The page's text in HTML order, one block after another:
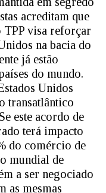
acreditam que
TPP visa reforçar
na bacia do
já estão
do mundo.
Unidos
transatlântico
este acordo de
terá impacto
do comércio de
mundial de
a ser negociado
as mesmas